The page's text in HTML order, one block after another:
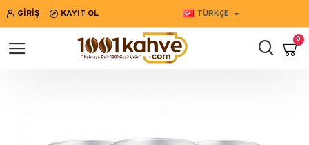
GIRIŞ KAYIT OL TÜRKÇE
0